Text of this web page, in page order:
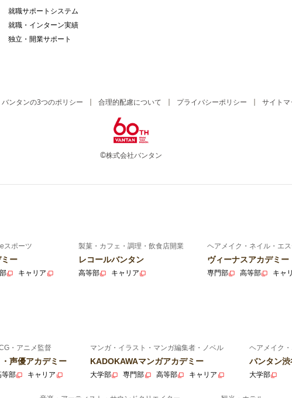
就職サポートシステム
就職・インターン実績
独立・開業サポート
バンタンの3つのポリシー 合理的配慮について プライバシーポリシー サイトマ
©株式会社バンタン
スポーツ
ー
キャリア
製菓・カフェ・調理・飲食店開業
レコールバンタン
高等部 キャリア
ヘアメイク・ネイル・エ
ヴィーナスアカデミー
専門部 高等部 キャ
・アニメ監督
声優アカデミー
等部 キャリア
マンガ・イラスト・マンガ編集者・ノベル
KADOKAWAマンガアカデミー
大学部 専門部 高等部 キャリア
ヘアメイク
バンタン
大学部